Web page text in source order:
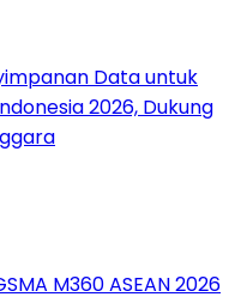
Data untuk
2026, Dukung
M360 ASEAN 2026